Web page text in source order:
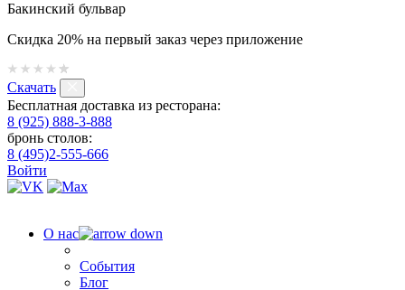
Бакинский бульвар
Скидка 20% на первый заказ через приложение
Скачать
Бесплатная доставка из ресторана:
8 (925) 888-3-888
бронь столов:
8 (495)2-555-666
Войти
О нас
События
Блог